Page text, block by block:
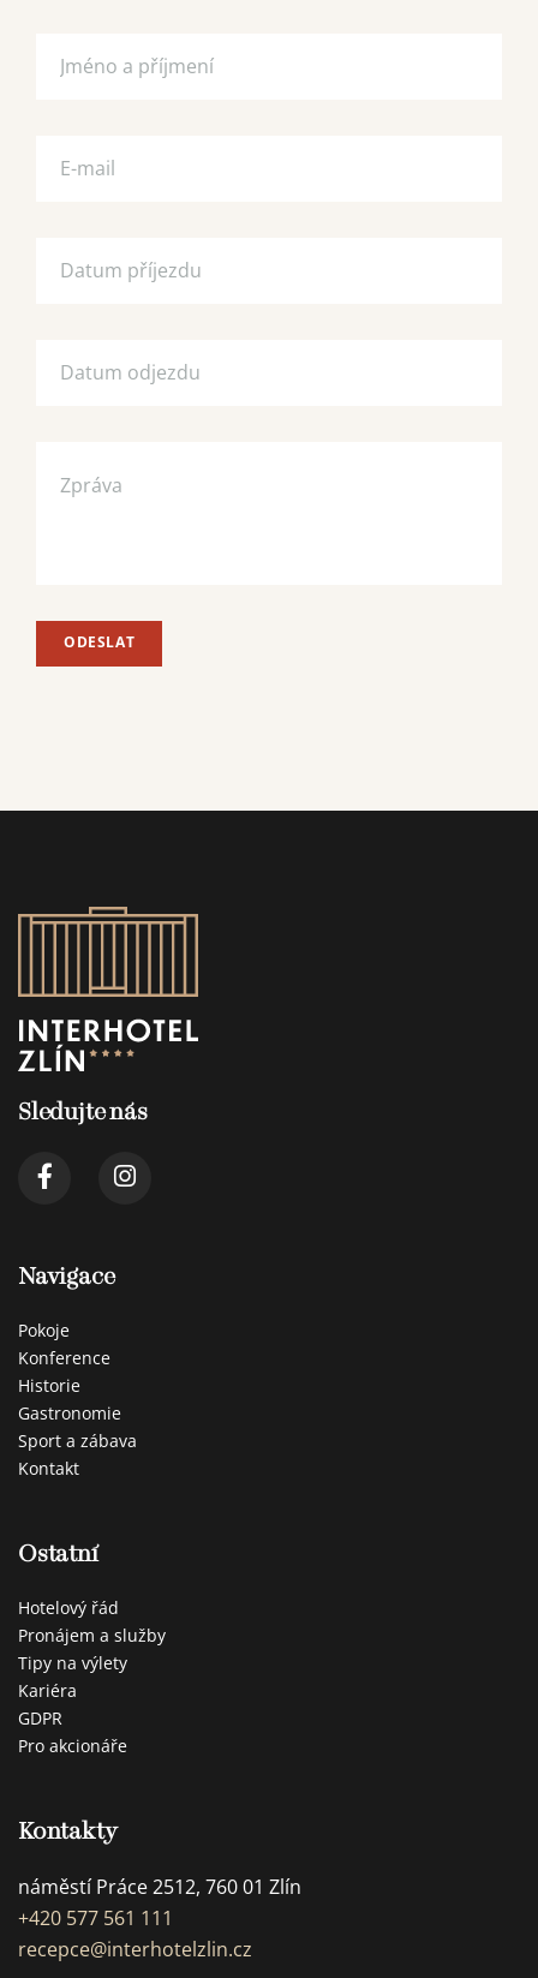
ODESLAT
Sledujte nás
Navigace
Pokoje
Konference
Historie
Gastronomie
Sport a zábava
Kontakt
Ostatní
Hotelový řád
Pronájem a služby
Tipy na výlety
Kariéra
GDPR
Pro akcionáře
Kontakty
náměstí Práce 2512, 760 01 Zlín
+420 577 561 111
recepce@interhotelzlin.cz